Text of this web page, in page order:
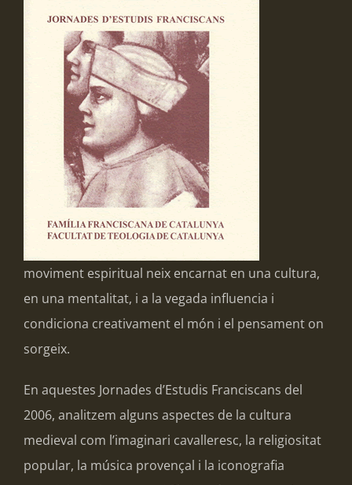
moviment espiritual neix encarnat en una cultura,
en una mentalitat, i a la vegada influencia i
condiciona creativament el món i el pensament on
sorgeix.
En aquestes Jornades d’Estudis Franciscans del
2006, analitzem alguns aspectes de la cultura
medieval com l’imaginari cavalleresc, la religiositat
popular, la música provençal i la iconografia